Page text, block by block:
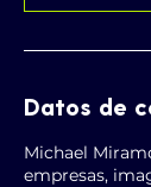
Datos de
Michael
empresas,